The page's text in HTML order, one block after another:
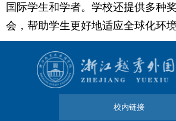
国际学生和学者。学校还提供多种
会，帮助学生更好地适应全球化环境
校内链接